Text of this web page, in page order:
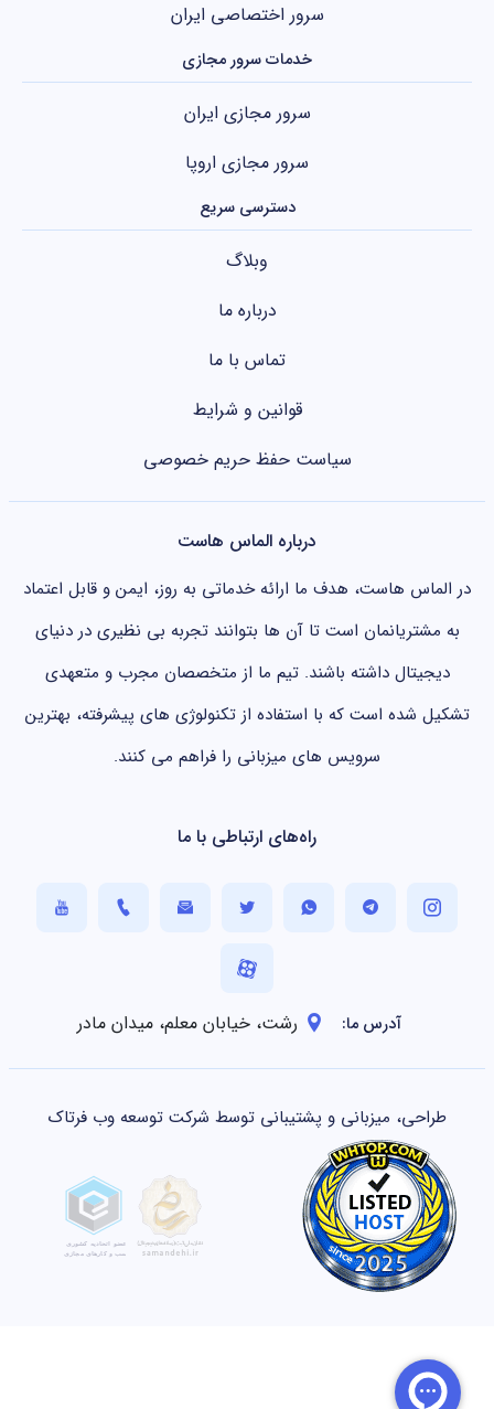
سرور اختصاصی ایران
خدمات سرور مجازی
سرور مجازی ایران
سرور مجازی اروپا
دسترسی سریع
وبلاگ
درباره ما
تماس با ما
قوانین و شرایط
سیاست حفظ حریم خصوصی
درباره الماس هاست
در الماس هاست، هدف ما ارائه خدماتی به روز، ایمن و قابل اعتماد
به مشتریانمان است تا آن ها بتوانند تجربه بی نظیری در دنیای
دیجیتال داشته باشند. تیم ما از متخصصان مجرب و متعهدی
تشکیل شده است که با استفاده از تکنولوژی های پیشرفته، بهترین
سرویس های میزبانی را فراهم می کنند.
راه‌های ارتباطی با ما
آدرس ما: رشت، خیابان معلم، میدان مادر
طراحی، میزبانی و پشتیبانی توسط شرکت توسعه وب فرتاک